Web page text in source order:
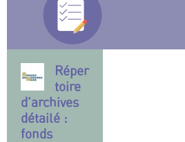
Réper
toire
d’archives
détailé :
fonds